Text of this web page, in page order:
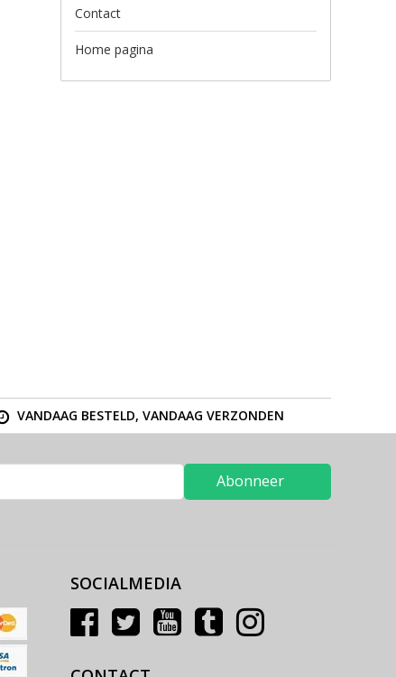
Contact
Home pagina
VANDAAG BESTELD, VANDAAG VERZONDEN
Abonneer
SOCIALMEDIA